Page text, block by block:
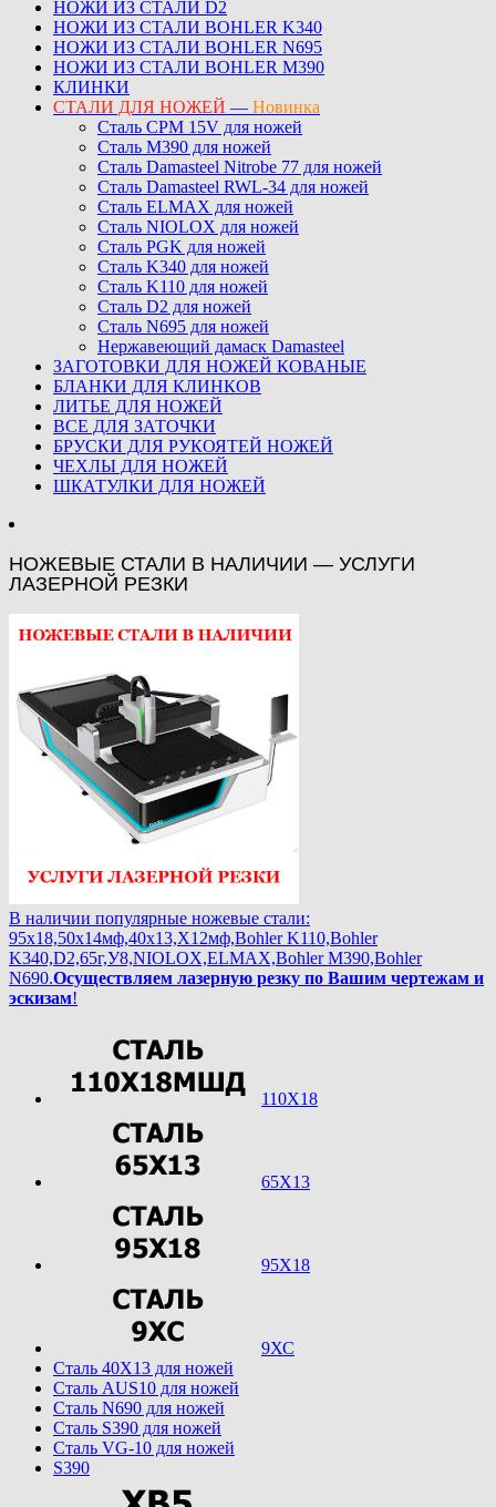
НОЖИ ИЗ СТАЛИ D2
НОЖИ ИЗ СТАЛИ BOHLER K340
НОЖИ ИЗ СТАЛИ BOHLER N695
НОЖИ ИЗ СТАЛИ BOHLER M390
КЛИНКИ
СТАЛИ ДЛЯ НОЖЕЙ — Новинка
Сталь CPM 15V для ножей
Сталь M390 для ножей
Сталь Damasteel Nitrobe 77 для ножей
Сталь Damasteel RWL-34 для ножей
Сталь ELMAX для ножей
Сталь NIOLOX для ножей
Сталь PGK для ножей
Сталь K340 для ножей
Сталь K110 для ножей
Сталь D2 для ножей
Сталь N695 для ножей
Нержавеющий дамаск Damasteel
ЗАГОТОВКИ ДЛЯ НОЖЕЙ КОВАНЫЕ
БЛАНКИ ДЛЯ КЛИНКОВ
ЛИТЬЕ ДЛЯ НОЖЕЙ
ВСЕ ДЛЯ ЗАТОЧКИ
БРУСКИ ДЛЯ РУКОЯТЕЙ НОЖЕЙ
ЧЕХЛЫ ДЛЯ НОЖЕЙ
ШКАТУЛКИ ДЛЯ НОЖЕЙ
НОЖЕВЫЕ СТАЛИ В НАЛИЧИИ — УСЛУГИ
ЛАЗЕРНОЙ РЕЗКИ
В наличии популярные ножевые стали:
95х18,50х14мф,40х13,Х12мф,Bohler K110,Bohler
K340,D2,65г,У8,NIOLOX,ELMAX,Bohler М390,Bohler
N690.Осуществляем лазерную резку по Вашим чертежам и
эскизам!
110Х18
65Х13
95Х18
9ХС
Cталь 40Х13 для ножей
Cталь AUS10 для ножей
Cталь N690 для ножей
Cталь S390 для ножей
Cталь VG-10 для ножей
S390